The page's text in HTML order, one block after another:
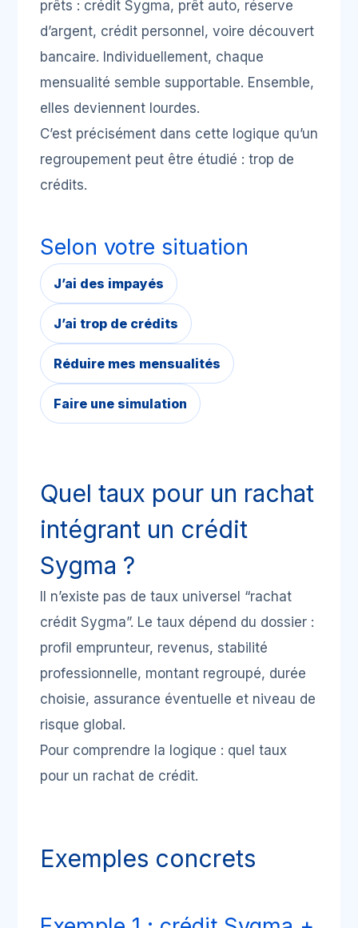
prêts : crédit Sygma, prêt auto, réserve
d’argent, crédit personnel, voire découvert
bancaire. Individuellement, chaque
mensualité semble supportable. Ensemble,
elles deviennent lourdes.
C’est précisément dans cette logique qu’un
regroupement peut être étudié : trop de
crédits.
Selon votre situation
J’ai des impayés
J’ai trop de crédits
Réduire mes mensualités
Faire une simulation
Quel taux pour un rachat
intégrant un crédit
Sygma ?
Il n’existe pas de taux universel “rachat
crédit Sygma”. Le taux dépend du dossier :
profil emprunteur, revenus, stabilité
professionnelle, montant regroupé, durée
choisie, assurance éventuelle et niveau de
risque global.
Pour comprendre la logique : quel taux
pour un rachat de crédit.
Exemples concrets